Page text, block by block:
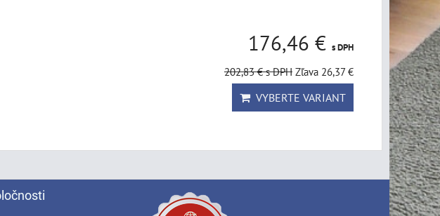
176,46 € s DPH
202,83 €s DPH Zľava 26,37 €
VYBERTE VARIANT